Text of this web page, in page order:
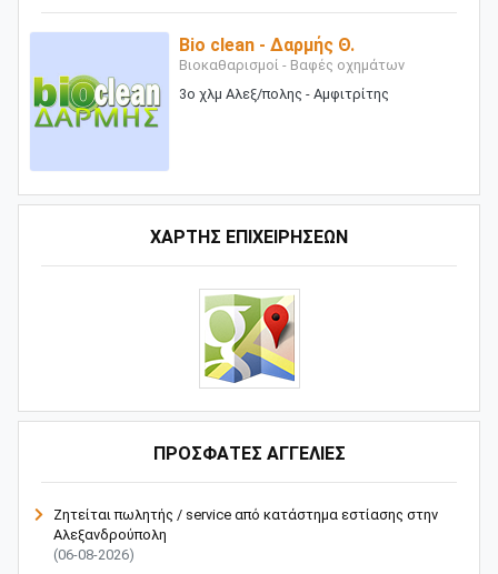
Bio clean - Δαρμής Θ.
Βιοκαθαρισμοί - Βαφές οχημάτων
3ο χλμ Αλεξ/πολης - Αμφιτρίτης
ΧΑΡΤΗΣ ΕΠΙΧΕΙΡΗΣΕΩΝ
ΠΡΟΣΦΑΤΕΣ ΑΓΓΕΛΙΕΣ
Ζητείται πωλητής / service από κατάστημα εστίασης στην
Αλεξανδρούπολη
(06-08-2026)